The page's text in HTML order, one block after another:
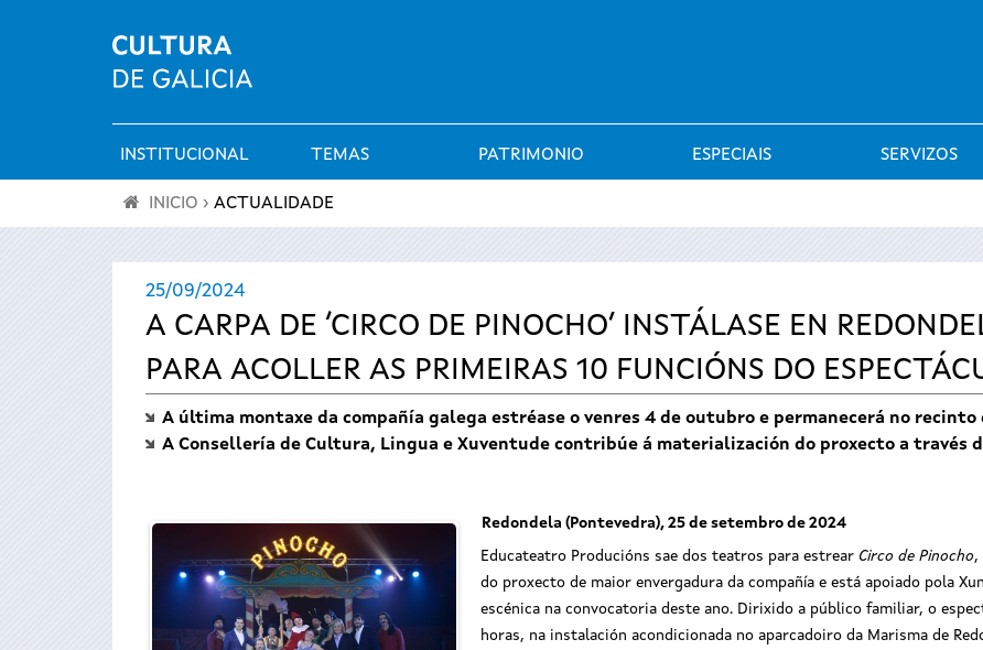
Menú
principal
INSTITUCIONAL TEMAS PATRIMONIO ESPECIAIS SERVIZOS
está
INICIO › ACTUALIDADE
25/09/2024
A CARPA DE ‘CIRCO DE PINOCHO’ INSTÁLASE EN
PARA ACOLLER AS PRIMEIRAS 10 FUNCIÓNS DO
A última montaxe da compañía galega estréase o venres 4 de outubro e permanecerá no recinto
A Consellería de Cultura, Lingua e Xuventude contribúe á materialización do proxecto a través
Redondela (Pontevedra), 25 de setembro de 2024
Educateatro Producións sae dos teatros para estrear Circo de Pinocho,
do proxecto de maior envergadura da compañía e está apoiado pola
escénica na convocatoria deste ano. Dirixido a público familiar, o
horas, na instalación acondicionada no aparcadoiro da Marisma de